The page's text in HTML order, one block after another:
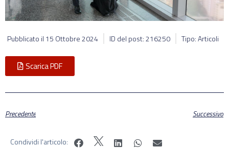
Pubblicato il 15 Ottobre 2024 ID del post: 216250 Tipo: Articoli
Scarica PDF
Precedente Successivo
Condividi l'articolo: